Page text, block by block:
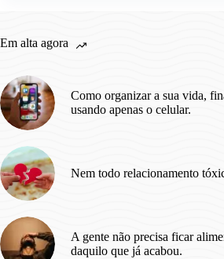
Antes
Estudar.
Em alta agora
Como organizar a sua vida,
usando apenas o celular.
Nem todo relacionamento
A gente não precisa ficar
daquilo que já acabou.